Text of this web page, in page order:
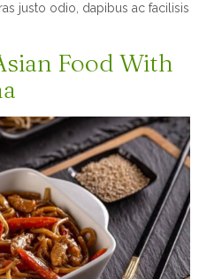
justo odio, dapibus ac facilisis
Food With